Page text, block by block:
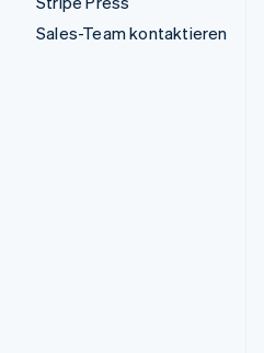
Sales-Team kontaktieren